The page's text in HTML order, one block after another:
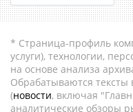
* Страница-профиль
услуги), технологии,
на основе анализа
Обрабатываются тексты
(новости, включая
аналитические обзоры